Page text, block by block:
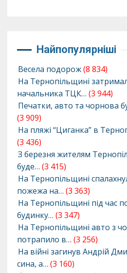
Найпопулярніші
Весела подорож(8 834)
На Тернопільщині
начальника ТЦК… (3 944)
Печатки, авто та чорнова
(3 909)
На пляжі “Циганка” в
(3 436)
З березня жителям
буде… (3 415)
На Тернопільщині
пожежа на… (3 363)
На Тернопільщині під час
будинку… (3 347)
На Тернопільщині авто з
потрапило в… (3 256)
На війні загинув Андрій
сина, а… (3 160)